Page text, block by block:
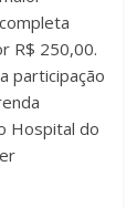
R$ 250,00.
participação
Hospital do